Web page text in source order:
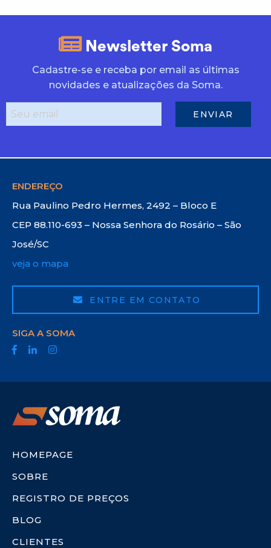
Newsletter Soma
Cadastre-se e receba por email as últimas
novidades e atualizações da Soma.
ENDEREÇO
Rua Paulino Pedro Hermes, 2492 – Bloco E
CEP 88.110-693 – Nossa Senhora do Rosário – São
José/SC
veja o mapa
ENTRE EM CONTATO
SIGA A SOMA
HOMEPAGE
SOBRE
REGISTRO DE PREÇOS
BLOG
CLIENTES